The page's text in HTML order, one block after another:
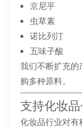
京尼平
虫草素
诺比列汀
五味子酸
我们不断扩充的
购多种原料。
支持化妆
化妆品行业对有